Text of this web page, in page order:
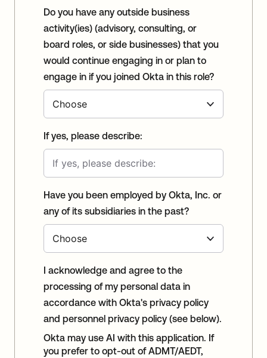
Do you have any outside business
activity(ies) (advisory, consulting, or
board roles, or side businesses) that you
would continue engaging in or plan to
engage in if you joined Okta in this role?
If yes, please describe:
Have you been employed by Okta, Inc. or
any of its subsidiaries in the past?
I acknowledge and agree to the
processing of my personal data in
accordance with Okta's privacy policy
and personnel privacy policy (see below).
Okta may use AI with this application. If
you prefer to opt-out of ADMT/AEDT,